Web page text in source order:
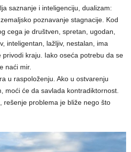
saznanje i inteligenciju, dualizam:
poznavanje stagnacije. Kod
cega je društven, spretan, ugodan,
inteligentan, lažljiv, nestalan, ima
kraju. Iako oseća potrebu da se
naći mir.
u raspoloženju. Ako u ostvarenju
moći će da savlada kontradiktornost.
rešenje problema je bliže nego što